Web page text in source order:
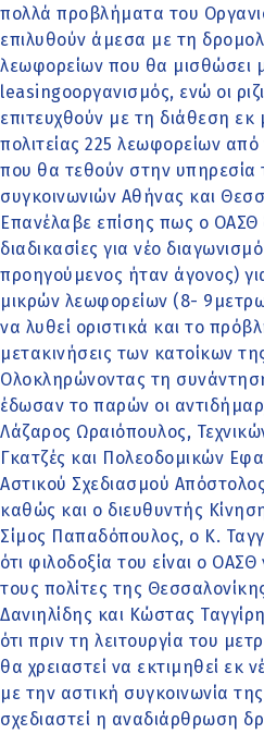
πολλά προβλήματα του
επιλυθούν άμεσα με τη
λεωφορείων που θα μισθώσει
leasingoοργανισμός, ενώ οι
επιτευχθούν με τη διάθεση εκ
πολιτείας 225 λεωφορείων
που θα τεθούν στην υπηρεσία
συγκοινωνιών Αθήνας και
Επανέλαβε επίσης πως ο ΟΑΣΘ
διαδικασίες για νέο
προηγούμενος ήταν άγονος)
μικρών λεωφορείων (8-
να λυθεί οριστικά και το
μετακινήσεις των κατοίκων
Ολοκληρώνοντας τη
έδωσαν το παρών οι
Λάζαρος Ωραιόπουλος,
Γκατζές και Πολεοδομικών
Αστικού Σχεδιασμού
καθώς και ο διευθυντής
Σίμος Παπαδόπουλος, ο Κ.
ότι φιλοδοξία του είναι ο
τους πολίτες της
Δανιηλίδης και Κώστας
ότι πριν τη λειτουργία του
θα χρειαστεί να εκτιμηθεί εκ
με την αστική συγκοινωνία
σχεδιαστεί η αναδιάρθρωση